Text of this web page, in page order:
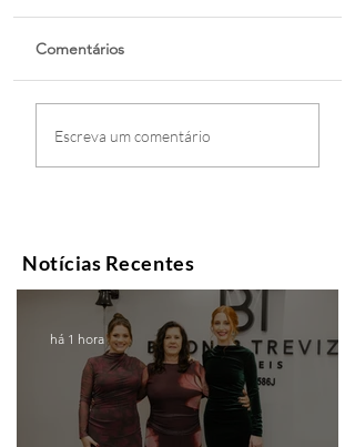
Comentários
Escreva um comentário
Notícias Recentes
há 1 hora